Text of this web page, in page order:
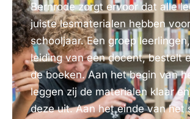
Bernrode zorgt ervoor dat alle
juiste lesmaterialen hebben
schooljaar. Een groep
leiding van een docent, bestelt
de boeken. Aan het begin van
leggen zij de materialen klaar
deze uit. Aan het einde van het